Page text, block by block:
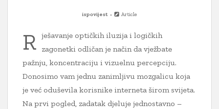
ispovijest Article
R ješavanje optičkih iluzija i logičkih
zagonetki odličan je način da vježbate
pažnju, koncentraciju i vizuelnu percepciju.
Donosimo vam jednu zanimljivu mozgalicu koja
je već oduševila korisnike interneta širom svijeta.
Na prvi pogled, zadatak djeluje jednostavno –